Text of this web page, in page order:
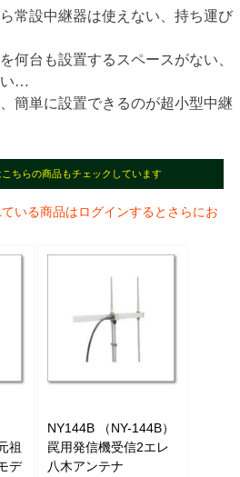
常設中継器は使えない、持ち運び
何台も設置するスペースがない、
い…
簡単に設置できるのが超小型中継
ちらの商品もチェックしています
いる商品はログインするとさらにお
祖
デ
NY144B （NY-144B）
罠用発信機受信2エレ
八木アンテナ